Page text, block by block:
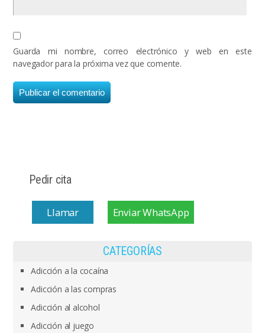
Guarda mi nombre, correo electrónico y web en este
navegador para la próxima vez que comente.
Pedir cita
Llamar Enviar WhatsApp
CATEGORÍAS
Adicción a la cocaína
Adicción a las compras
Adicción al alcohol
Adicción al juego